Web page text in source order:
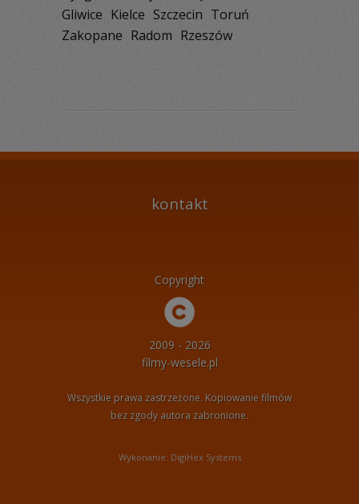
Gliwice Kielce Szczecin Toruń
Zakopane Radom Rzeszów
kontakt
Copyright
2009 - 2026
filmy-wesele.pl
Wszystkie prawa zastrzeżone. Kopiowanie filmów
bez zgody autora zabronione.
Wykonanie: DigiHex Systems